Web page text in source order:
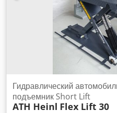
дистанционного управления
ширина 1,2 м Патрон или
зависимости от размера за
фото, патрон диаметром
(спецпредложение: продажа
сварочным позиционером)
проставками — 480 €,
регулировкой — 880 €.
Гидравлический
подъемник Short Lift
ATH Heinl Flex Lift 30